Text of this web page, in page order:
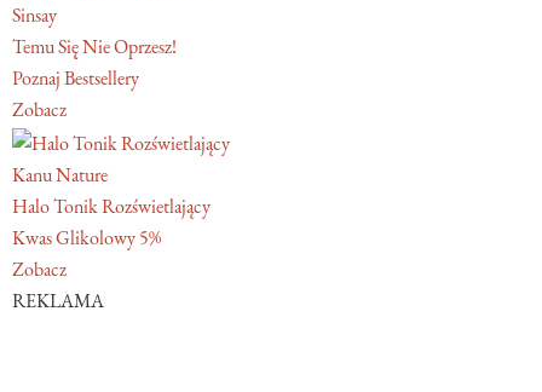
Sinsay
Temu Się Nie Oprzesz!
Poznaj Bestsellery
Zobacz
Kanu Nature
Halo Tonik Rozświetlający
Kwas Glikolowy 5%
Zobacz
REKLAMA